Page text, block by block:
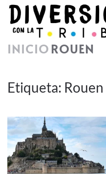
Skip to main content
INICIO ROUEN
Etiqueta: Rouen